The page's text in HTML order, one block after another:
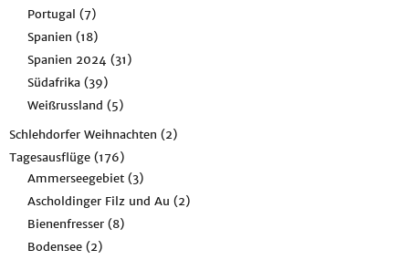
Portugal (7)
Spanien (18)
Spanien 2024 (31)
Südafrika (39)
Weißrussland (5)
Schlehdorfer Weihnachten (2)
Tagesausflüge (176)
Ammerseegebiet (3)
Ascholdinger Filz und Au (2)
Bienenfresser (8)
Bodensee (2)